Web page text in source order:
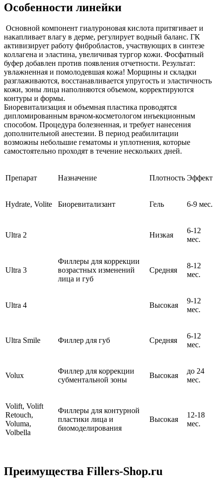
Особенности линейки
Основной компонент гиалуроновая кислота притягивает и
накапливает влагу в дерме, регулирует водный баланс. ГК
активизирует работу фибробластов, участвующих в синтезе
коллагена и эластина, увеличивая тургор кожи. Фосфатный
буфер добавлен против появления отчетности. Результат:
увлажненная и помолодевшая кожа! Морщины и складки
разглаживаются, восстанавливается упругость и эластичность
кожи, зоны лица наполняются объемом, корректируются
контуры и формы.
Биоревитализация и объемная пластика проводятся
дипломированным врачом-косметологом инъекционным
способом. Процедура болезненная, и требует нанесения
дополнительной анестезии. В период реабилитации
возможны небольшие гематомы и уплотнения, которые
самостоятельно проходят в течение нескольких дней.
Препарат Назначение Плотность Эффект
Hydrate, Volite Биоревитализант Гель 6-9 мес.
Ultra 2
Филлеры для коррекции
возрастных изменений
лица и губ
Низкая
6-12
мес.
Ultra 3 Средняя
8-12
мес.
Ultra 4 Высокая
9-12
мес.
Ultra Smile Филлер для губ Средняя
6-12
мес.
Volux
Филлер для коррекции
субментальной зоны
Высокая
до 24
мес.
Volift, Volift
Retouch,
Voluma,
Volbella
Филлеры для контурной
пластики лица и
биомоделирования
Высокая
12-18
мес.
Преимущества Fillers-Shop.ru